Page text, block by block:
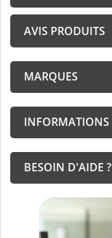
AVIS PRODUITS
MARQUES
INFORMATIONS
BESOIN D'AIDE ?